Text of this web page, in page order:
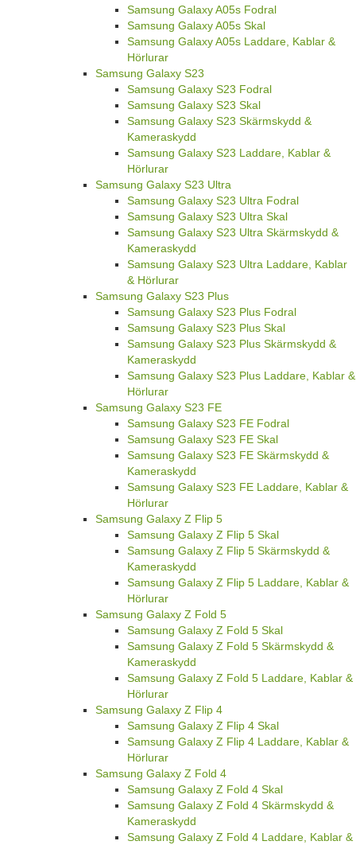
Samsung Galaxy A05s Fodral
Samsung Galaxy A05s Skal
Samsung Galaxy A05s Laddare, Kablar &
Hörlurar
Samsung Galaxy S23
Samsung Galaxy S23 Fodral
Samsung Galaxy S23 Skal
Samsung Galaxy S23 Skärmskydd &
Kameraskydd
Samsung Galaxy S23 Laddare, Kablar &
Hörlurar
Samsung Galaxy S23 Ultra
Samsung Galaxy S23 Ultra Fodral
Samsung Galaxy S23 Ultra Skal
Samsung Galaxy S23 Ultra Skärmskydd &
Kameraskydd
Samsung Galaxy S23 Ultra Laddare, Kablar
& Hörlurar
Samsung Galaxy S23 Plus
Samsung Galaxy S23 Plus Fodral
Samsung Galaxy S23 Plus Skal
Samsung Galaxy S23 Plus Skärmskydd &
Kameraskydd
Samsung Galaxy S23 Plus Laddare, Kablar &
Hörlurar
Samsung Galaxy S23 FE
Samsung Galaxy S23 FE Fodral
Samsung Galaxy S23 FE Skal
Samsung Galaxy S23 FE Skärmskydd &
Kameraskydd
Samsung Galaxy S23 FE Laddare, Kablar &
Hörlurar
Samsung Galaxy Z Flip 5
Samsung Galaxy Z Flip 5 Skal
Samsung Galaxy Z Flip 5 Skärmskydd &
Kameraskydd
Samsung Galaxy Z Flip 5 Laddare, Kablar &
Hörlurar
Samsung Galaxy Z Fold 5
Samsung Galaxy Z Fold 5 Skal
Samsung Galaxy Z Fold 5 Skärmskydd &
Kameraskydd
Samsung Galaxy Z Fold 5 Laddare, Kablar &
Hörlurar
Samsung Galaxy Z Flip 4
Samsung Galaxy Z Flip 4 Skal
Samsung Galaxy Z Flip 4 Laddare, Kablar &
Hörlurar
Samsung Galaxy Z Fold 4
Samsung Galaxy Z Fold 4 Skal
Samsung Galaxy Z Fold 4 Skärmskydd &
Kameraskydd
Samsung Galaxy Z Fold 4 Laddare, Kablar &